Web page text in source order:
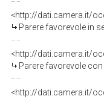
<http://dati.camera.it/
Parere favorevole in
<http://dati.camera.it/
Parere favorevole
<http://dati.camera.it/